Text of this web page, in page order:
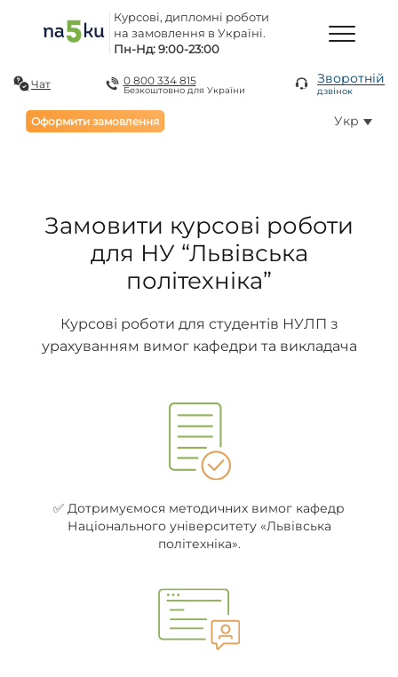
Курсові, дипломні роботи
на замовлення в Україні.
Пн-Нд: 9:00-23:00
Чат 0 800 334 815
Безкоштовно для України
Зворотній
дзвінок
Оформити замовлення Укр
Замовити курсові роботи
для НУ “Львівська
політехніка”
Курсові роботи для студентів НУЛП з
урахуванням вимог кафедри та викладача
✅ Дотримуємося методичних вимог кафедр
Національного університету «Львівська
політехніка».